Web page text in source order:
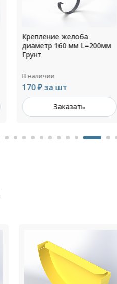
Крепление желоба
диаметр 140 мм L=350мм
RAL 7004
В наличии
184 ₽ за шт
Заказать